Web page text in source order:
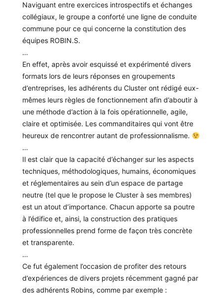
Naviguant entre exercices introspectifs et échanges
collégiaux, le groupe a conforté une ligne de conduite
commune pour ce qui concerne la constitution des
équipes ROBIN.S.
…
En effet, après avoir esquissé et expérimenté divers
formats lors de leurs réponses en groupements
d’entreprises, les adhérents du Cluster ont rédigé eux-
mêmes leurs règles de fonctionnement afin d’aboutir à
une méthode d’action à la fois opérationnelle, agile,
claire et optimisée. Les commanditaires qui vont être
heureux de rencontrer autant de professionnalisme.
…
Il est clair que la capacité d’échanger sur les aspects
techniques, méthodologiques, humains, économiques
et réglementaires au sein d’un espace de partage
neutre (tel que le propose le Cluster à ses membres)
est un atout d’importance. Chacun apporte sa poutre
à l’édifice et, ainsi, la construction des pratiques
professionnelles prend forme de façon très concrète
et transparente.
…
Ce fut également l’occasion de profiter des retours
d’expériences de divers projets récemment gagné par
des adhérents Robins, comme par exemple :